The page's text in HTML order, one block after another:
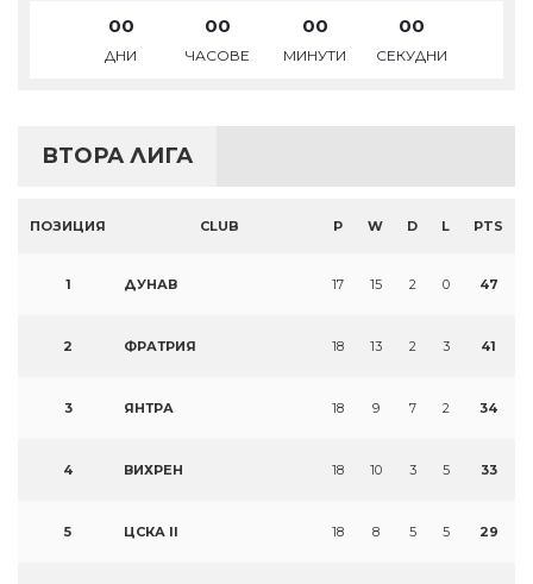
00
ДНИ
00
ЧАСОВЕ
00
МИНУТИ
00
СЕКУДНИ
ВТОРА ЛИГА
ПОЗИЦИЯ CLUB P W D L PTS
1 ДУНАВ 17 15 2 0 47
2 ФРАТРИЯ 18 13 2 3 41
3 ЯНТРА 18 9 7 2 34
4 ВИХРЕН 18 10 3 5 33
5 ЦСКА II 18 8 5 5 29